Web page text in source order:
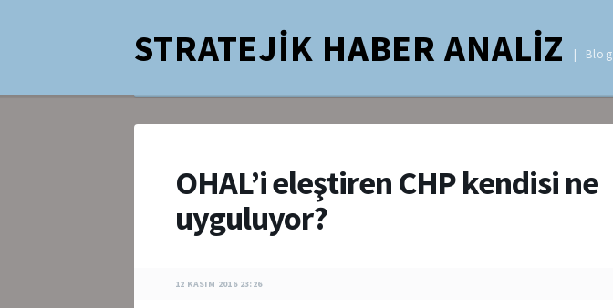
STRATEJİK HABER ANALİZ Blog
OHAL’i eleştiren CHP kendisi ne
uyguluyor?
12 KASIM 2016 23:26